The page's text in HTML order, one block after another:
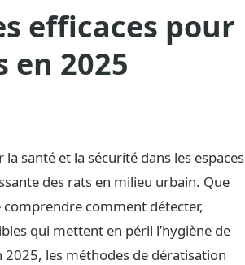
efficaces pour
2025
santé et la sécurité dans les espaces
des rats en milieu urbain. Que
comment détecter,
qui mettent en péril l’hygiène de
les méthodes de dératisation